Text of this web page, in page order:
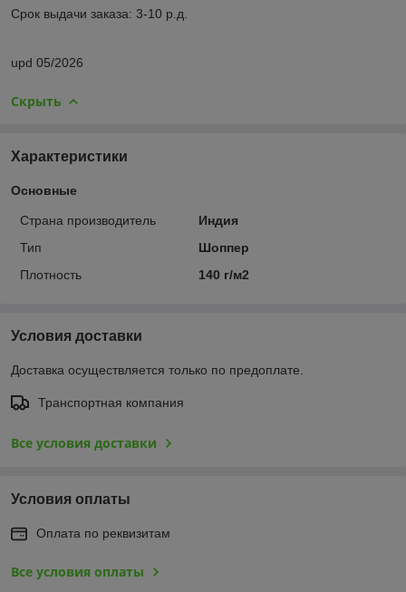
Срок выдачи заказа: 3-10 р.д.
upd 05/2026
Скрыть
Характеристики
Основные
Страна производитель
Индия
Тип
Шоппер
Плотность
140 г/м2
Условия доставки
Доставка осуществляется только по предоплате.
Транспортная компания
Все условия доставки
Условия оплаты
Оплата по реквизитам
Все условия оплаты